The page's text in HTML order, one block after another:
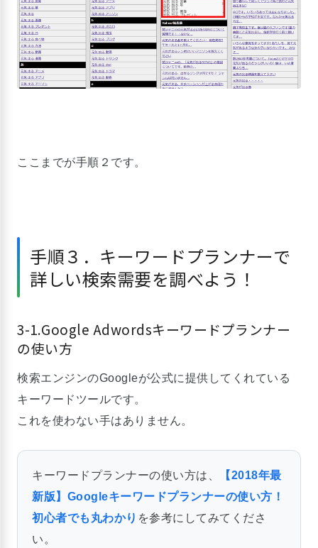
ここまでが手順２です。
手順３．キーワードプランナーで
詳しい検索需要を調べよう！
3-1.Google Adwordsキーワードプランナー
の使い方
検索エンジンのGoogleが公式に提供してくれている
キーワードツールです。
これを使わない手はありません。
キーワードプランナーの使い方は、
【2018年最
新版】Googleキーワードプランナーの使い方！
初心者でも丸わかり を参考にしてみてくださ
い。